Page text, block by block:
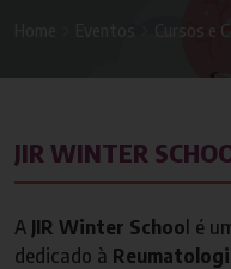
Cursos e
JIR WINTER
A JIR Winter Schoo l é
dedicado à